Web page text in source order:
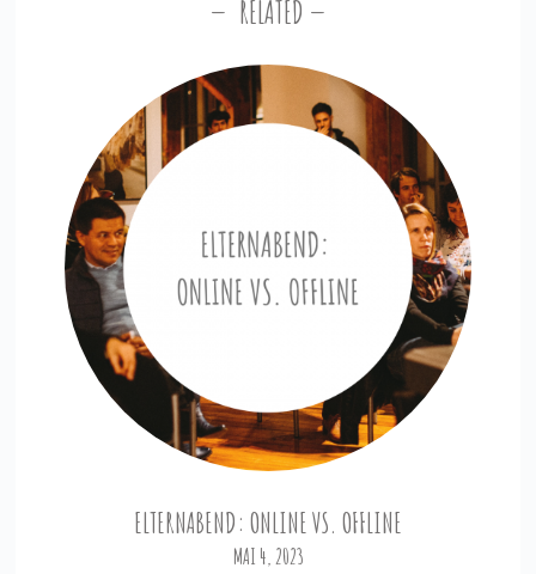
RELATED
ELTERNABEND: ONLINE VS. OFFLINE
MAI 4, 2023